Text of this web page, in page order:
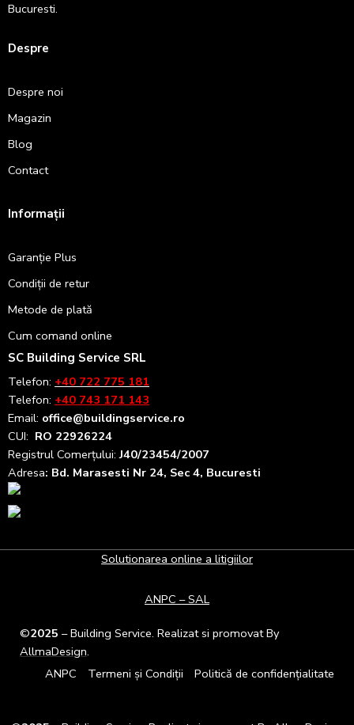
Bucuresti.
Despre
Despre noi
Magazin
Blog
Contact
Informații
Garanție Plus
Condiții de retur
Metode de plată
Cum comand online
SC Building Service SRL
Telefon: +40 722 775 181
Telefon: +40 743 171 143
Email: office@buildingservice.ro
CUI: RO 22926224
Registrul Comerțului:J40/23454/2007
Adresa: Bd. Marasesti Nr 24, Sec 4, Bucuresti
Solutionarea online a litigiilor
ANPC – SAL
©2025 – Building Service. Realizat si promovat By
AllmaDesign.
ANPC
Termeni și Condiții Politică de confidențialitate